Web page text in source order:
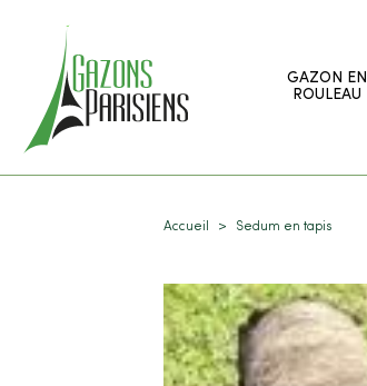
GAZON EN
ROULEAU
Accueil Sedum en tapis